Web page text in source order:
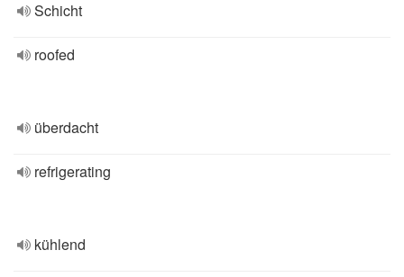
Schicht
roofed
überdacht
refrigerating
kühlend